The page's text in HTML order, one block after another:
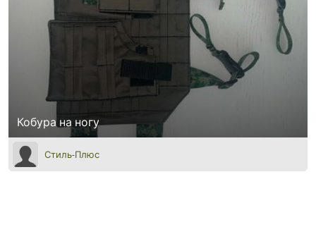
Кобура на ногу
Стиль-Плюс